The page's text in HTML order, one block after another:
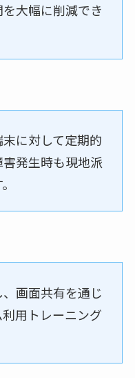
大幅に削減でき
に対して定期的
発生時も現地派
画面共有を通じ
用トレーニング